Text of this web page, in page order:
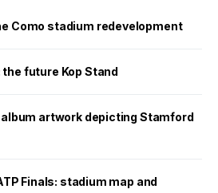
Como stadium redevelopment
future Kop Stand
album artwork depicting Stamford
Finals: stadium map and